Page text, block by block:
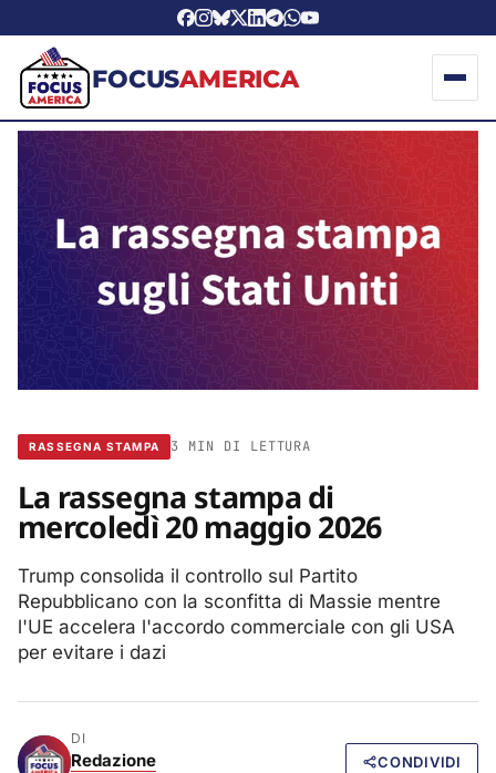
FOCUSAMERICA
RASSEGNA STAMPA 3 MIN DI LETTURA
La rassegna stampa di
mercoledì 20 maggio 2026
Trump consolida il controllo sul Partito
Repubblicano con la sconfitta di Massie mentre
l'UE accelera l'accordo commerciale con gli USA
per evitare i dazi
DI
Redazione CONDIVIDI